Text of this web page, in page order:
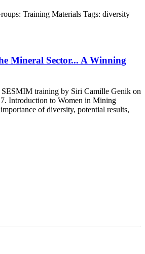
Training Materials Tags: diversity
Mineral Sector... A Winning
training by Siri Camille Genik on
Introduction to Women in Mining
of diversity, potential results,